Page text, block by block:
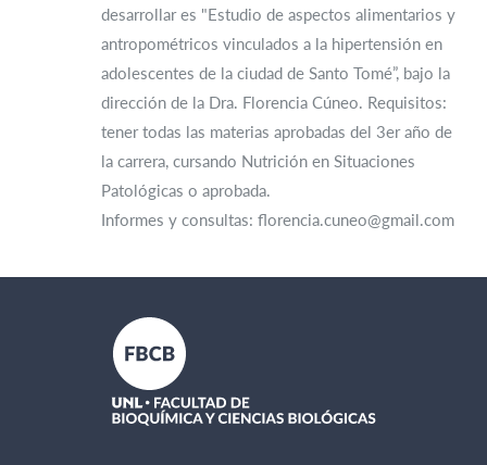
desarrollar es "Estudio de aspectos alimentarios y
antropométricos vinculados a la hipertensión en
adolescentes de la ciudad de Santo Tomé”, bajo la
dirección de la Dra. Florencia Cúneo. Requisitos:
tener todas las materias aprobadas del 3er año de
la carrera, cursando Nutrición en Situaciones
Patológicas o aprobada.
Informes y consultas: florencia.cuneo@gmail.com